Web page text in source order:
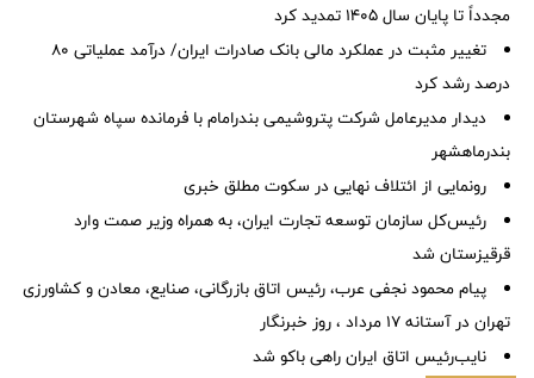
مجدداً تا پایان سال ۱۴۰۵ تمدید کرد
تغییر مثبت در عملکرد مالی بانک صادرات ایران/ درآمد عملیاتی 80
درصد رشد کرد
دیدار مدیرعامل شرکت پتروشیمی بندرامام با فرمانده سپاه شهرستان
بندرماهشهر
رونمایی از ائتلاف‌ نهایی در سکوت مطلق خبری
رئیس‌کل سازمان توسعه تجارت ایران، به همراه وزیر صمت وارد
قرقیزستان شد
پیام محمود نجفی عرب، رئیس اتاق بازرگانی، صنایع، معادن و کشاورزی
تهران در آستانه 17 مرداد ، روز خبرنگار
نایب‌رئیس اتاق ایران راهی باکو شد